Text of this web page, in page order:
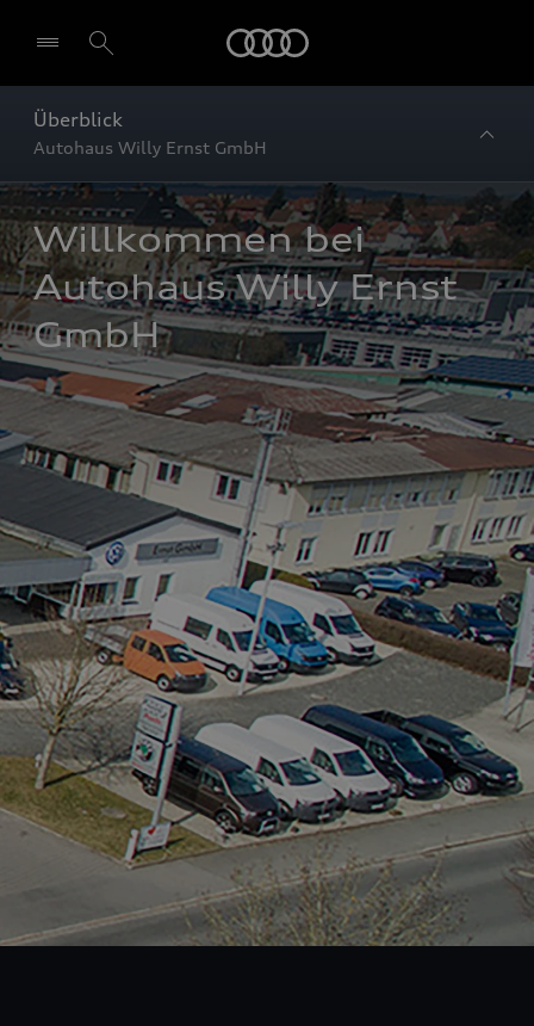
Überblick
Autohaus Willy Ernst GmbH
Willkommen bei
Autohaus Willy Ernst
GmbH